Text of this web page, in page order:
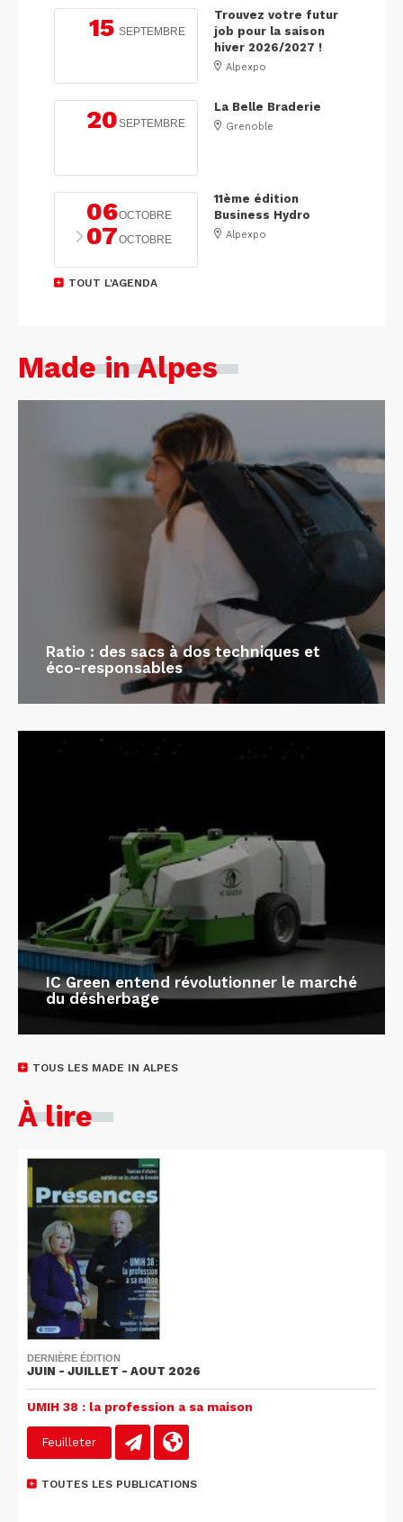
15 SEPTEMBRE
Trouvez votre futur
job pour la saison
hiver 2026/2027 !
Alpexpo
20SEPTEMBRE
La Belle Braderie
Grenoble
06OCTOBRE
07OCTOBRE
11ème édition
Business Hydro
Alpexpo
TOUT L'AGENDA
Made in Alpes
Ratio : des sacs à dos techniques et
éco-responsables
IC Green entend révolutionner le marché
du désherbage
TOUS LES MADE IN ALPES
À lire
DERNIÈRE ÉDITION
JUIN - JUILLET - AOUT 2026
UMIH 38 : la profession a sa maison
Feuilleter
TOUTES LES PUBLICATIONS